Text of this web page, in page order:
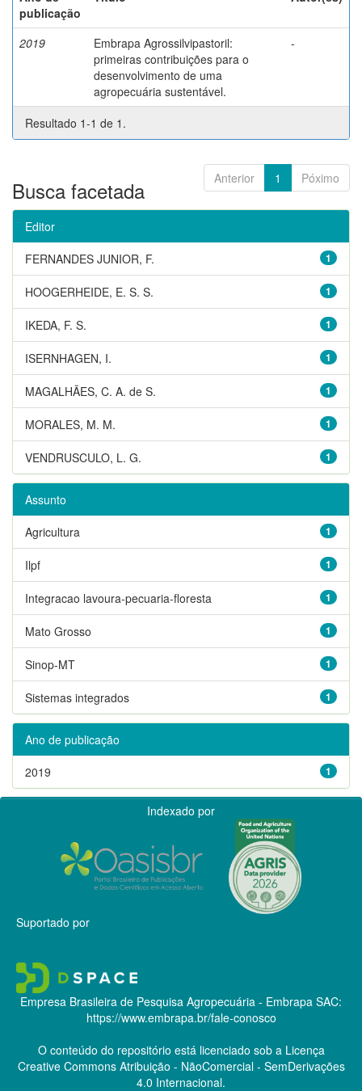
publicação
2019
Embrapa Agrossilvipastoril:
primeiras contribuições para o
desenvolvimento de uma
agropecuária sustentável.
-
Resultado 1-1 de 1.
Anterior 1 Póximo
Busca facetada
Editor
1
FERNANDES JUNIOR, F.
1
HOOGERHEIDE, E. S. S.
1
IKEDA, F. S.
1
ISERNHAGEN, I.
1
MAGALHÃES, C. A. de S.
1
MORALES, M. M.
1
VENDRUSCULO, L. G.
Assunto
1
Agricultura
1
Ilpf
1
Integracao lavoura-pecuaria-floresta
1
Mato Grosso
1
Sinop-MT
1
Sistemas integrados
Ano de publicação
1
2019
Indexado por
Suportado por
Empresa Brasileira de Pesquisa Agropecuária - Embrapa SAC:
https://www.embrapa.br/fale-conosco
O conteúdo do repositório está licenciado sob a Licença
Creative CommonsAtribuição - NãoComercial - SemDerivações
4.0 Internacional.